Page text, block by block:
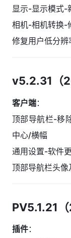
显示-显示模式-
相机-相机转换-
修复用户低分辨
v5.2.31（
客户端：
顶部导航栏-移
中心/横幅
通用设置-软件
顶部导航栏头
PV5.1.21
插件：